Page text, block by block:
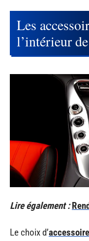
Les
l’intérieur
Lire également :
Le choix d’